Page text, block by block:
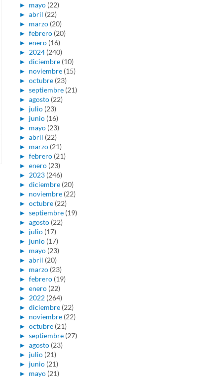
► mayo (22)
► abril (22)
► marzo (20)
► febrero (20)
► enero (16)
► 2024 (240)
► diciembre (10)
► noviembre (15)
► octubre (23)
► septiembre (21)
► agosto (22)
► julio (23)
► junio (16)
► mayo (23)
► abril (22)
► marzo (21)
► febrero (21)
► enero (23)
► 2023 (246)
► diciembre (20)
► noviembre (22)
► octubre (22)
► septiembre (19)
► agosto (22)
► julio (17)
► junio (17)
► mayo (23)
► abril (20)
► marzo (23)
► febrero (19)
► enero (22)
► 2022 (264)
► diciembre (22)
► noviembre (22)
► octubre (21)
► septiembre (27)
► agosto (23)
► julio (21)
► junio (21)
► mayo (21)